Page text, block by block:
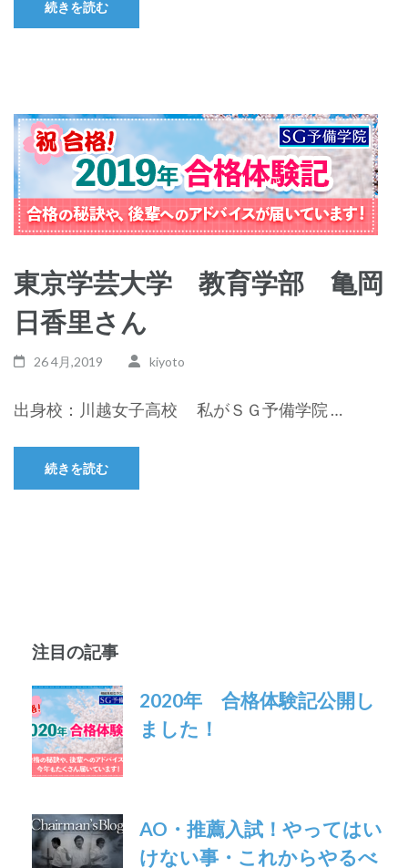
続きを読む
東京学芸大学 教育学部 亀岡
日香里さん
26 4月,2019 kiyoto
出身校：川越女子高校 私がＳＧ予備学院 …
続きを読む
注目の記事
2020年 合格体験記公開し
ました！
AO・推薦入試！やってはい
けない事・これからやるべ